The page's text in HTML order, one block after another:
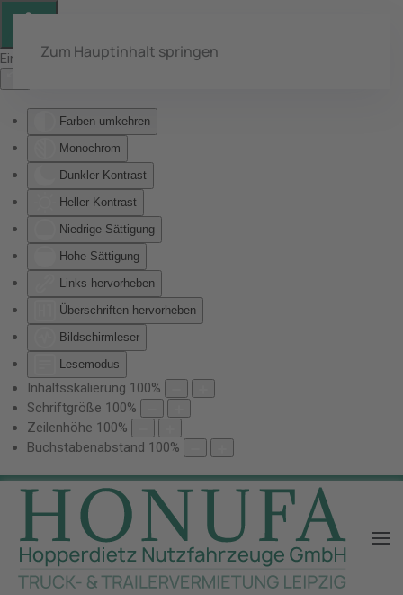
Eingabehilfen öffnen
Farben umkehren
Monochrom
Dunkler Kontrast
Heller Kontrast
Niedrige Sättigung
Hohe Sättigung
Links hervorheben
Überschriften hervorheben
Bildschirmleser
Lesemodus
Inhaltsskalierung 100%
Schriftgröße 100%
Zeilenhöhe 100%
Buchstabenabstand 100%
Zum Hauptinhalt springen